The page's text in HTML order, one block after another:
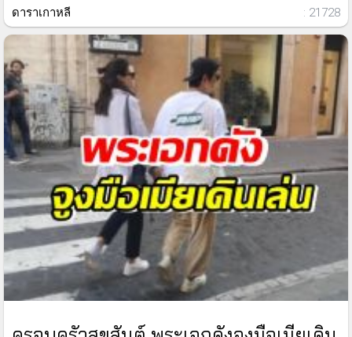
ดาราเกาหลี : 21728